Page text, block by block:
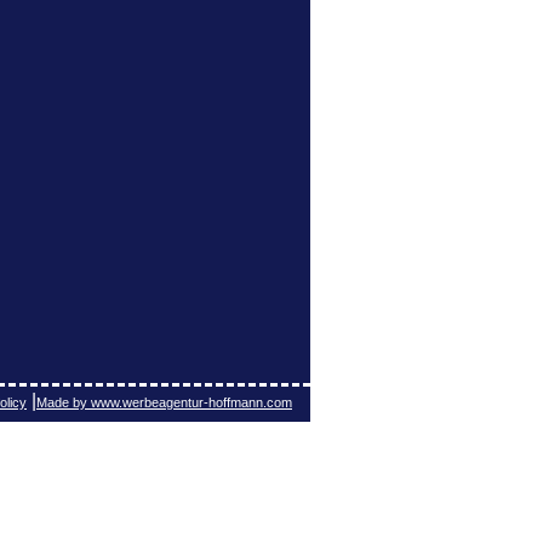
Made by www.werbeagentur-hoffmann.com